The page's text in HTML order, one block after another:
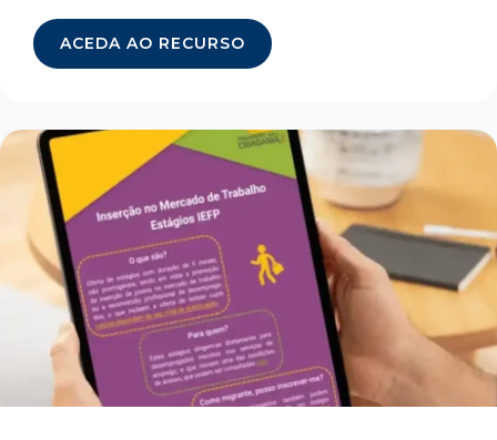
ACEDA AO RECURSO